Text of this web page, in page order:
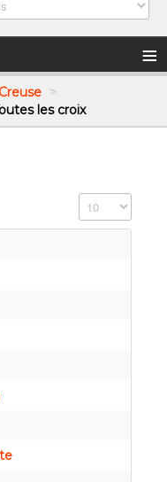
≡
>
les croix
Affichage #